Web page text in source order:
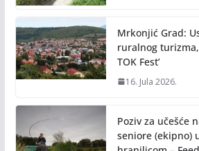
Mrkonjić Grad:
ruralnog
TOK Fest’
16. Jula 2026.
Poziv za učešće
seniore (ekipno)